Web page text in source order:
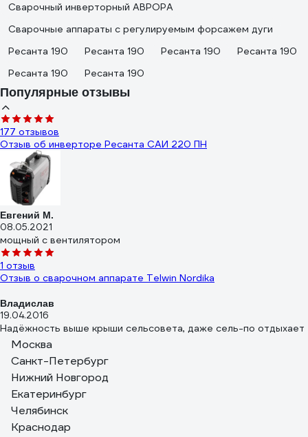
Сварочный инверторный АВРОРА
Сварочные аппараты с регулируемым форсажем дуги
Ресанта 190
Ресанта 190 Ресанта 190
Ресанта 190
Ресанта 190
Ресанта 190
Популярные отзывы
177 отзывов
Отзыв об инверторе Ресанта САИ 220 ПН
Евгений М.
08.05.2021
мощный с вентилятором
1 отзыв
Отзыв о сварочном аппарате Telwin Nordika
Владислав
19.04.2016
Надёжность выше крыши сельсовета, даже сель-по отдыхает
и трактористы курят в углу!!!!
10 отзывов
Отзыв о сварочном выпрямителе Foxweld ВД-306И
Москва
Санкт-Петербург
Нижний Новгород
Екатеринбург
Челябинск
Краснодар